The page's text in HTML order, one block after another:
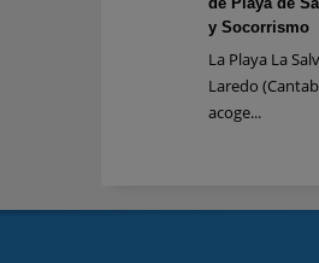
y Socorrismo
La Playa La
Laredo
acoge...